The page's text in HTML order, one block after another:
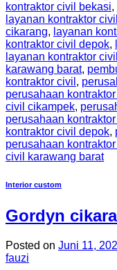
kontraktor civil bekasi,
layanan kontraktor
cikarang, layanan
kontraktor civil depok,
layanan kontraktor
karawang barat,
kontraktor civil ,
perusahaan
civil cikampek,
perusahaan
kontraktor civil depok,
perusahaan
civil karawang barat
Interior custom
Gordyn
Posted on Juni 11,
fauzi